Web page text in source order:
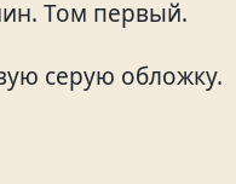
Том первый.
серую обложку.